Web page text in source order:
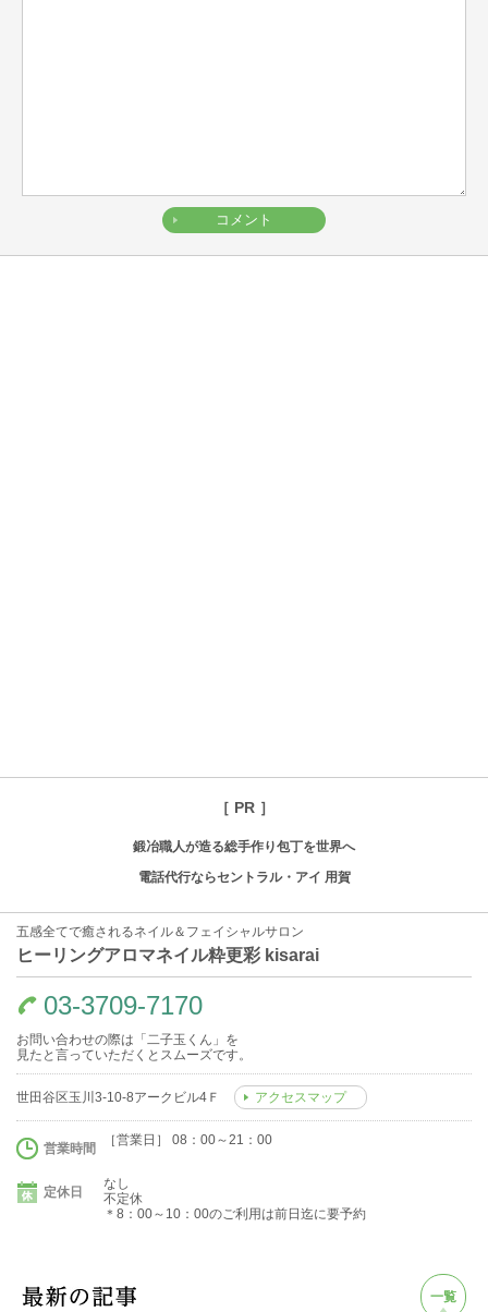
［ PR ］
鍛冶職人が造る総手作り包丁を世界へ
電話代行ならセントラル・アイ 用賀
五感全てで癒されるネイル＆フェイシャルサロン
ヒーリングアロマネイル粋更彩 kisarai
03-3709-7170
お問い合わせの際は「二子玉くん」を
見たと言っていただくとスムーズです。
世田谷区玉川3-10-8アークビル4Ｆ アクセスマップ
営業時間
［営業日］ 08：00～21：00
定休日
なし
不定休
＊8：00～10：00のご利用は前日迄に要予約
一覧